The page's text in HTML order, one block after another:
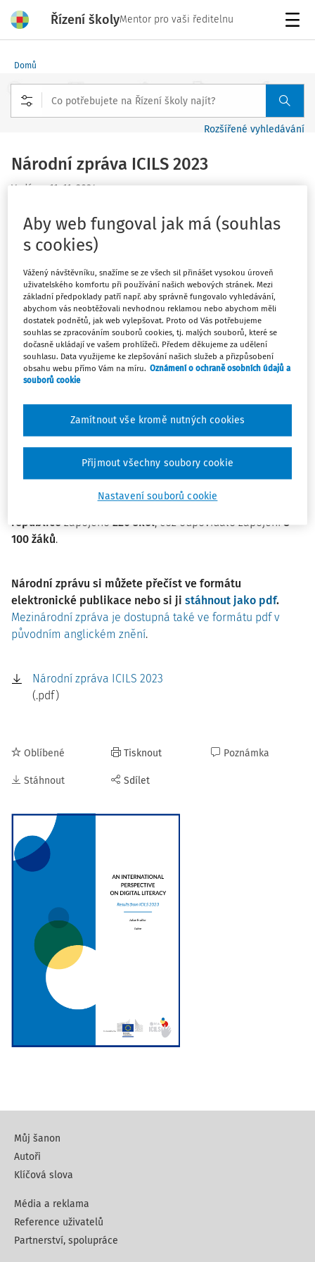
Řízení školyMentor pro vaši ředitelnu
Domů
Rozšířené vyhledávání
Národní zpráva ICILS 2023
Vydáno
11. 11. 2024
Mezinárodní šetření ICILS(International Computer and
Information Literacy Study)
a informační gramotnostia od roku 2018 také mapuje
oblastinformatického myšlení. Jedná se o
projektMezinárodní asociace pro hodnocení výsledků
vzdělávání(IEA).
Šetření ICILS se zaměřuje na věkovou kategorii
čtrnáctiletých žáků
ročníku povinné školní docházky. Testovanou skupinou
jsou tak v České republice žáci 8. ročníku základních
škol a odpovídajících ročníků víceletých gymnázií. Kromě
zjišťování výsledků žáků
formou
dotazníků od ředitelů škol, žáků,
učitelů a ICT koordinátorů
širokou škálu
. Do hlavního sběru dat ICILS 2023
republice zapojeno 220 škol, což odpovídalo zapojení 8
100 žáků.
Národní zprávu si můžete přečíst ve formátu
elektronické publikace nebo si ji stáhnout jako pdf.
Mezinárodní zpráva je dostupná také ve formátu pdf v
původním anglickém znění.
Národní zpráva ICILS 2023
(.pdf)
Oblíbené
Stáhnout
Tisknout
Sdílet
Poznámka
Můj šanon
Autoři
Klíčová slova
Média a reklama
Reference uživatelů
Partnerství, spolupráce
Aby web fungoval jak má (souhlas
s cookies)
Vážený návštěvníku, snažíme se ze všech sil přinášet vysokou úroveň
uživatelského komfortu při používání našich webových stránek. Mezi
základní předpoklady patří např. aby správně fungovalo vyhledávání,
abychom vás neobtěžovali nevhodnou reklamou nebo abychom měli
dostatek podnětů, jak web vylepšovat. Proto od Vás potřebujeme
souhlas se zpracováním souborů cookies, tj. malých souborů, které se
dočasně ukládají ve vašem prohlížeči. Předem děkujeme za udělení
souhlasu. Data využijeme ke zlepšování našich služeb a přizpůsobení
obsahu webu přímo Vám na míru. Oznámení o ochraně osobních údajů a
souborů cookie
Nastavení souborů cookie
Zamítnout vše kromě nutných cookies
Přijmout všechny soubory cookie